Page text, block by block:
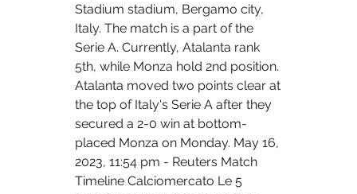
Stadium stadium, Bergamo city,
Italy. The match is a part of the
Serie A. Currently, Atalanta rank
5th, while Monza hold 2nd position.
Atalanta moved two points clear at
the top of Italy's Serie A after they
secured a 2-0 win at bottom-
placed Monza on Monday. May 16,
2023, 11:54 pm - Reuters Match
Timeline Calciomercato Le 5